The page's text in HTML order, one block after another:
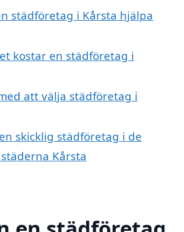
städföretag i Kårsta hjälpa
kostar en städföretag i
att välja städföretag i
skicklig städföretag i de
Kårsta